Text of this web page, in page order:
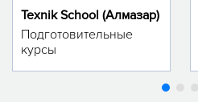
Texnik School (Алмазар)
Подготовительные
курсы